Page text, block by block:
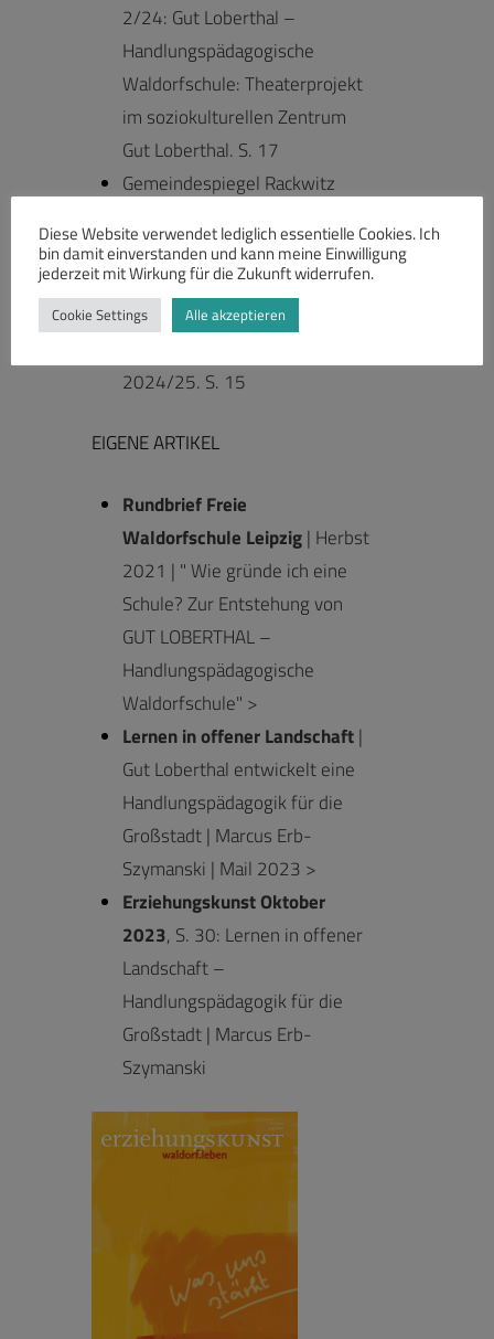
2/24: Gut Loberthal –
Handlungspädagogische
Waldorfschule: Theaterprojekt
im soziokulturellen Zentrum
Gut Loberthal. S. 17
Gemeindespiegel Rackwitz
– GUT LOBERTHAL,
Soziokulturelles Zentrum und
Handlungspädagogische
2024/25. S. 15
EIGENE ARTIKEL
Rundbrief Freie
Waldorfschule Leipzig| Herbst
2021 | " Wie gründe ich eine
Schule? Zur Entstehung von
GUT LOBERTHAL –
Handlungspädagogische
Waldorfschule" >
Lernen in offener Landschaft|
Gut Loberthal entwickelt eine
Handlungspädagogik für die
Großstadt | Marcus Erb-
Szymanski | Mail 2023 >
Erziehungskunst Oktober
2023, S. 30: Lernen in offener
Landschaft –
Handlungspädagogik für die
Großstadt | Marcus Erb-
Szymanski
Diese Website verwendet lediglich essentielle Cookies. Ich
bin damit einverstanden und kann meine Einwilligung
jederzeit mit Wirkung für die Zukunft widerrufen.
Cookie Settings Alle akzeptieren